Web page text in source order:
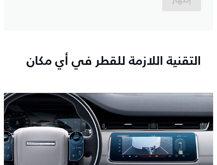
التقنية اللازمة للقطر في أي مكان